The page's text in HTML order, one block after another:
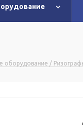
оборудование /